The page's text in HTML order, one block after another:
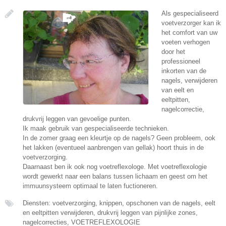
Als gespecialiseerd
voetverzorger kan ik
het comfort van uw
voeten verhogen
door het
professioneel
inkorten van de
nagels, verwijderen
van eelt en
eeltpitten,
nagelcorrectie,
drukvrij leggen van gevoelige punten.
Ik maak gebruik van gespecialiseerde technieken.
In de zomer graag een kleurtje op de nagels? Geen probleem, ook
het lakken (eventueel aanbrengen van gellak) hoort thuis in de
voetverzorging.
Daarnaast ben ik ook nog voetreflexologe. Met voetreflexologie
wordt gewerkt naar een balans tussen lichaam en geest om het
immuunsysteem optimaal te laten fuctioneren.
Diensten: voetverzorging, knippen, opschonen van de nagels, eelt
en eeltpitten verwijderen, drukvrij leggen van pijnlijke zones,
nagelcorrecties, VOETREFLEXOLOGIE